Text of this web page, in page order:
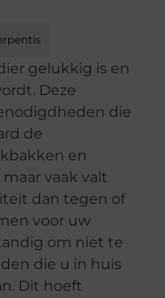
gelukkig is en
Deze
die
de
en
vaak valt
dan tegen of
voor uw
om niet te
die u in huis
Dit hoeft